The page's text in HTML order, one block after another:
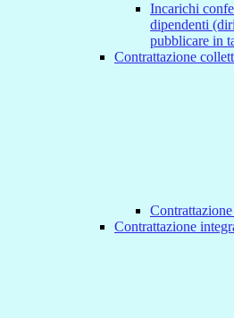
Incarichi
dipendenti
pubblicare in
Contrattazione
Contrattazione